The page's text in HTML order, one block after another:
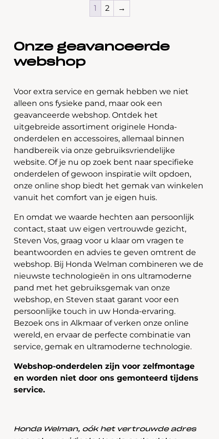
1 2 →
Onze geavanceerde
webshop
Voor extra service en gemak hebben we niet
alleen ons fysieke pand, maar ook een
geavanceerde webshop. Ontdek het
uitgebreide assortiment originele Honda-
onderdelen en accessoires, allemaal binnen
handbereik via onze gebruiksvriendelijke
website. Of je nu op zoek bent naar specifieke
onderdelen of gewoon inspiratie wilt opdoen,
onze online shop biedt het gemak van winkelen
vanuit het comfort van je eigen huis.
En omdat we waarde hechten aan persoonlijk
contact, staat uw eigen vertrouwde gezicht,
Steven Vos, graag voor u klaar om vragen te
beantwoorden en advies te geven omtrent de
webshop. Bij Honda Welman combineren we de
nieuwste technologieën in ons ultramoderne
pand met het gebruiksgemak van onze
webshop, en Steven staat garant voor een
persoonlijke touch in uw Honda-ervaring.
Bezoek ons in Alkmaar of verken onze online
wereld, en ervaar de perfecte combinatie van
service, gemak en ultramoderne technologie.
Webshop-onderdelen zijn voor zelfmontage
en worden niet door ons gemonteerd tijdens
service.
Honda Welman, oók het vertrouwde adres